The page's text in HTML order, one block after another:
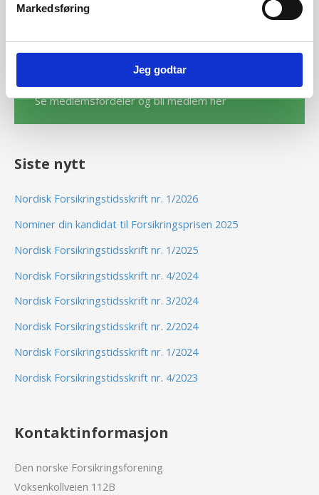
Markedsføring
Jeg godtar
BLI MEDLEM
Se medlemsfordeler og bli medlem her
Siste nytt
Nordisk Forsikringstidsskrift nr. 1/2026
Nominer din kandidat til Forsikringsprisen 2025
Nordisk Forsikringstidsskrift nr. 1/2025
Nordisk Forsikringstidsskrift nr. 4/2024
Nordisk Forsikringstidsskrift nr. 3/2024
Nordisk Forsikringstidsskrift nr. 2/2024
Nordisk Forsikringstidsskrift nr. 1/2024
Nordisk Forsikringstidsskrift nr. 4/2023
Kontaktinformasjon
Den norske Forsikringsforening
Voksenkollveien 112B